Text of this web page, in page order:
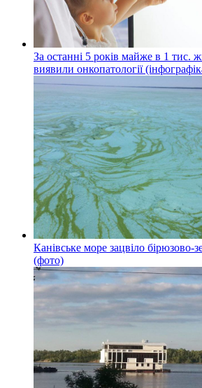
За останні 5 років майже в 1 тис.
виявили онкопатології
Канівське море зацвіло
(фото)